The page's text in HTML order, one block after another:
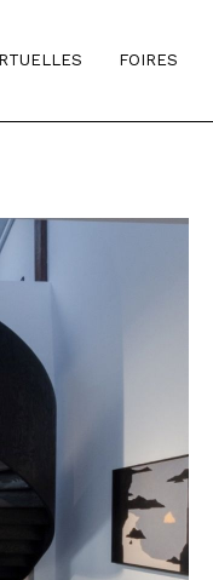
FOIRES